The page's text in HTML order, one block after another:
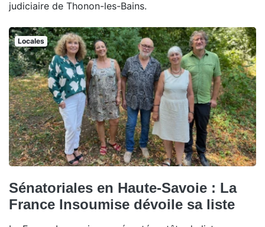
judiciaire de Thonon-les-Bains.
Locales
Sénatoriales en Haute-Savoie : La
France Insoumise dévoile sa liste